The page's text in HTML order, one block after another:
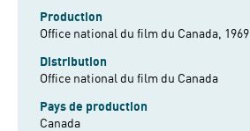
Production
Office national du film du Canada, 1969
Distribution
Office national du film du Canada
Pays de production
Canada